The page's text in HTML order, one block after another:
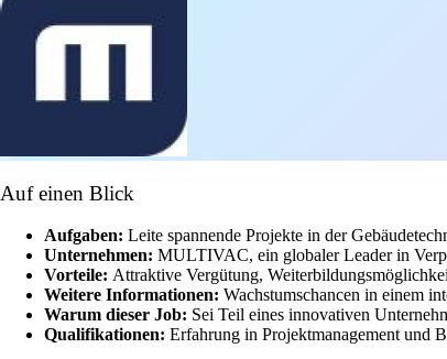
Auf einen Blick
Aufgaben: Leite spannende Projekte in der
Unternehmen: MULTIVAC, ein globaler Leader in
Vorteile: Attraktive Vergütung,
Weitere Informationen: Wachstumschancen in einem
Warum dieser Job: Sei Teil eines innovativen
Qualifikationen: Erfahrung in Projektmanagement und